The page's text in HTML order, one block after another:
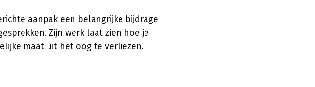
aanpak een belangrijke bijdrage
Zijn werk laat zien hoe je
maat uit het oog te verliezen.